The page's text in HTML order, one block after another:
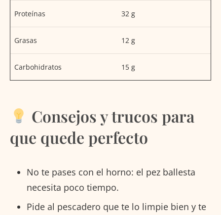
Proteínas 32 g
Grasas 12 g
Carbohidratos 15 g
Consejos y trucos para
que quede perfecto
No te pases con el horno: el pez ballesta
necesita poco tiempo.
Pide al pescadero que te lo limpie bien y te